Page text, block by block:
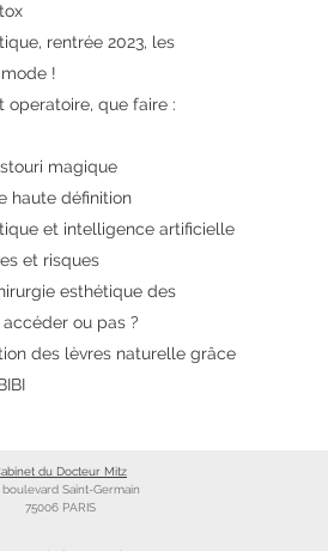
rentrée 2023, les
!
operatoire, que faire :
magique
haute définition
et intelligence artificielle
et risques
esthétique des
ou pas ?
des lèvres naturelle grâce
du Docteur Mitz
boulevard Saint-Germain
75006 PARIS